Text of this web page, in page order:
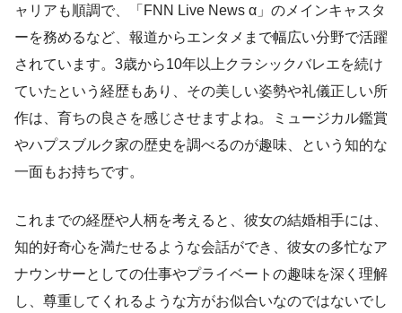
ャリアも順調で、「FNN Live News α」のメインキャスタ
ーを務めるなど、報道からエンタメまで幅広い分野で活躍
されています。3歳から10年以上クラシックバレエを続け
ていたという経歴もあり、その美しい姿勢や礼儀正しい所
作は、育ちの良さを感じさせますよね。ミュージカル鑑賞
やハプスブルク家の歴史を調べるのが趣味、という知的な
一面もお持ちです。
これまでの経歴や人柄を考えると、彼女の結婚相手には、
知的好奇心を満たせるような会話ができ、彼女の多忙なア
ナウンサーとしての仕事やプライベートの趣味を深く理解
し、尊重してくれるような方がお似合いなのではないでし